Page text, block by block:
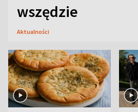
wszędzie
Aktualności